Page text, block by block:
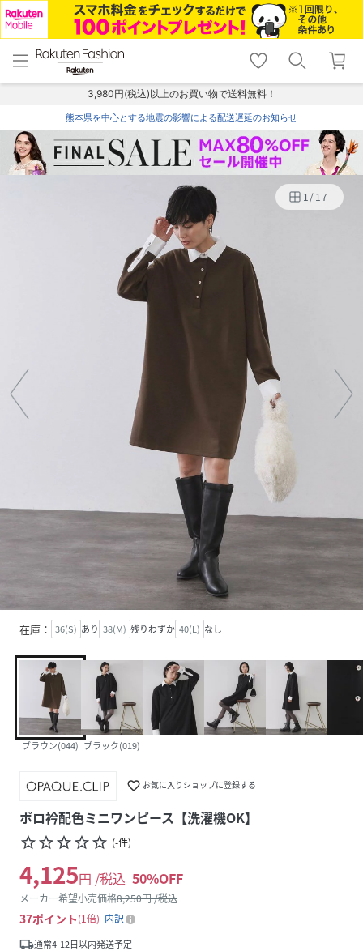
menu home
トップ
shopping_cart lock_outline
ログイン
3,980円(税込)以上のお買い物で送料無料！
熊本県を中心とする地震の影響による配送遅延のお知らせ
1/17
在庫： 36(S) あり 38(M) 残りわずか 40(L) なし
ブラウン(044) ブラック(019)
favorite_border お気に入りショップに登録する
ポロ衿配色ミニワンピース【洗濯機OK】
star_borderstar_borderstar_borderstar_borderstar_border (-件)
4,125円 /税込 50%OFF
メーカー希望小売価格8,250円 /税込
37ポイント 1倍
内訳
local_shipping通常4-12日以内発送予定